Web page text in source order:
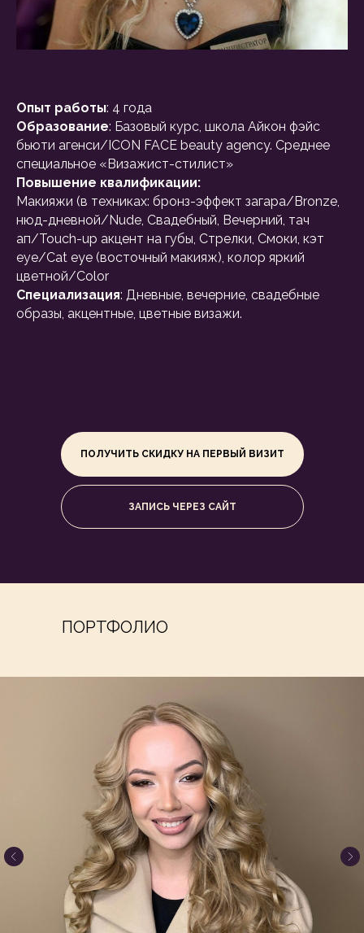
Опыт работы: 4 года
Образование: Базовый курс, школа Айкон фэйс
бьюти агенси/ICON FACE beauty agency. Среднее
специальное «Визажист-стилист»
Повышение квалификации:
Макияжи (в техниках: бронз-эффект загара/Bronze,
нюд-дневной/Nude, Свадебный, Вечерний, тач
ап/Touch-up акцент на губы, Стрелки, Смоки, кэт
еуе/Cat eye (восточный макияж), колор яркий
цветной/Color
Специализация: Дневные, вечерние, свадебные
образы, акцентные, цветные визажи.
ПОЛУЧИТЬ СКИДКУ НА ПЕРВЫЙ ВИЗИТ
ЗАПИСЬ ЧЕРЕЗ САЙТ
ПОРТФОЛИО